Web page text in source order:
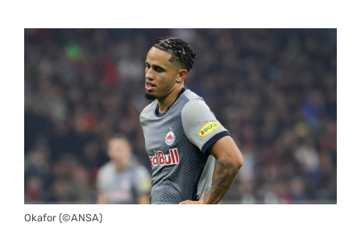
Okafor (©ANSA)